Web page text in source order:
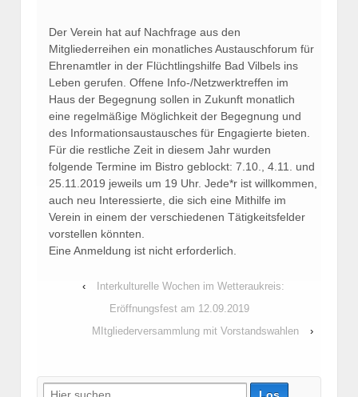
Der Verein hat auf Nachfrage aus den
Mitgliederreihen ein monatliches Austauschforum für
Ehrenamtler in der Flüchtlingshilfe Bad Vilbels ins
Leben gerufen. Offene Info-/Netzwerktreffen im
Haus der Begegnung sollen in Zukunft monatlich
eine regelmäßige Möglichkeit der Begegnung und
des Informationsaustausches für Engagierte bieten.
Für die restliche Zeit in diesem Jahr wurden
folgende Termine im Bistro geblockt: 7.10., 4.11. und
25.11.2019 jeweils um 19 Uhr. Jede*r ist willkommen,
auch neu Interessierte, die sich eine Mithilfe im
Verein in einem der verschiedenen Tätigkeitsfelder
vorstellen könnten.
Eine Anmeldung ist nicht erforderlich.
‹
Interkulturelle Wochen im Wetteraukreis:
Eröffnungsfest am 12.09.2019
MItgliederversammlung mit Vorstandswahlen
›
Suche